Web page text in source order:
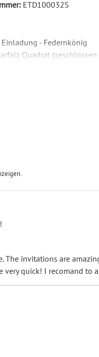
ETD100032S
- Federnkönig
Quadrat
Texte
The invitations are
very quick! I recomand to